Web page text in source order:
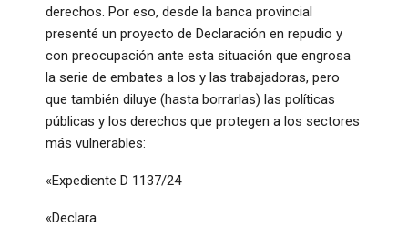
derechos. Por eso, desde la banca provincial
presenté un proyecto de Declaración en repudio y
con preocupación ante esta situación que engrosa
la serie de embates a los y las trabajadoras, pero
que también diluye (hasta borrarlas) las políticas
públicas y los derechos que protegen a los sectores
más vulnerables:
«Expediente D 1137/24
«Declara